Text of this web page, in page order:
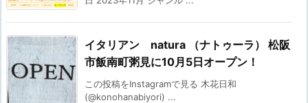
イタリアン natura （ナトゥーラ） 松阪
市飯南町粥見に10月5日オープン！
この投稿をInstagramで見る 木花日和
(@konohanabiyori) ...